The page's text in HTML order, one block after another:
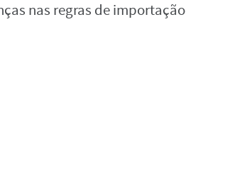
nas regras de importação